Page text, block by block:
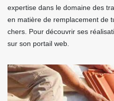
expertise dans le domaine des
en matière de remplacement de
chers. Pour découvrir ses
sur son portail web.